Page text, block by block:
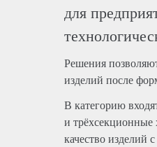
для
Решения
изделий после
В категорию
и трёхсекционные
качество изделий